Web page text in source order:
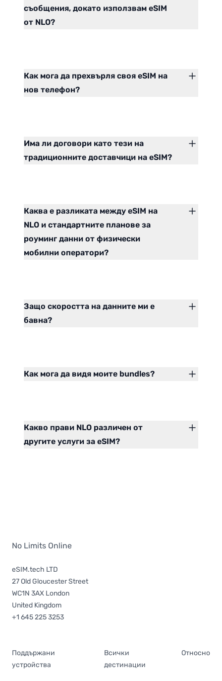
съобщения, докато използвам eSIM
от NLO?
Как мога да прехвърля своя eSIM на
нов телефон?
Има ли договори като тези на
традиционните доставчици на eSIM?
Каква е разликата между eSIM на
NLO и стандартните планове за
роуминг данни от физически
мобилни оператори?
Защо скоростта на данните ми е
бавна?
Как мога да видя моите bundles?
Какво прави NLO различен от
другите услуги за eSIM?
No Limits Online
eSIM.tech LTD
27 Old Gloucester Street
WC1N 3AX London
United Kingdom
+1 645 225 3253
Поддържани
устройства
Всички
дестинации
Относно